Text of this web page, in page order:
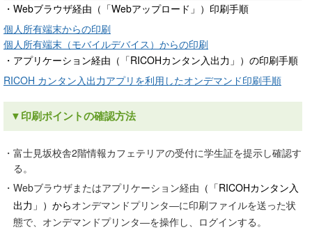
・Webブラウザ経由（「Webアップロード」）印刷手順
個人所有端末からの印刷
個人所有端末（モバイルデバイス）からの印刷
・アプリケーション経由（「RICOHカンタン入出力」）の印刷手順
RICOH カンタン入出力アプリを利用したオンデマンド印刷手順
▼印刷ポイントの確認方法
・富士見坂校舎2階情報カフェテリアの受付に学生証を提示し確認す
る。
・Webブラウザまたはアプリケーション経由 （「RICOHカンタン入
出力」）からオンデマンドプリンタ―に印刷ファイルを送った状
態で、オンデマンドプリンタ―を操作し、ログインする。